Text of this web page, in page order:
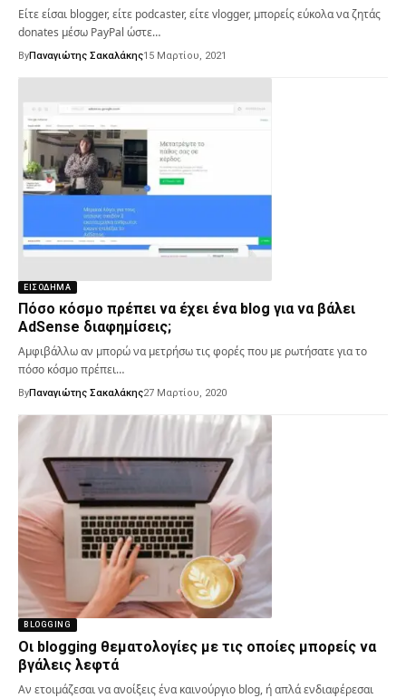
Είτε είσαι blogger, είτε podcaster, είτε vlogger, μπορείς εύκολα να ζητάς
donates μέσω PayPal ώστε…
ByΠαναγιώτης Σακαλάκης15 Μαρτίου, 2021
ΕΙΣΌΔΗΜΑ
Πόσο κόσμο πρέπει να έχει ένα blog για να βάλει
AdSense διαφημίσεις;
Αμφιβάλλω αν μπορώ να μετρήσω τις φορές που με ρωτήσατε για το
πόσο κόσμο πρέπει…
ByΠαναγιώτης Σακαλάκης27 Μαρτίου, 2020
BLOGGING
Οι blogging θεματολογίες με τις οποίες μπορείς να
βγάλεις λεφτά
Αν ετοιμάζεσαι να ανοίξεις ένα καινούργιο blog, ή απλά ενδιαφέρεσαι